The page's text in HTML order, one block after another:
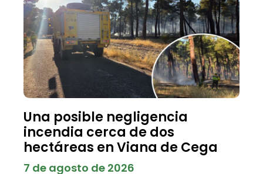
Una posible negligencia
incendia cerca de dos
hectáreas en Viana de Cega
7 de agosto de 2026